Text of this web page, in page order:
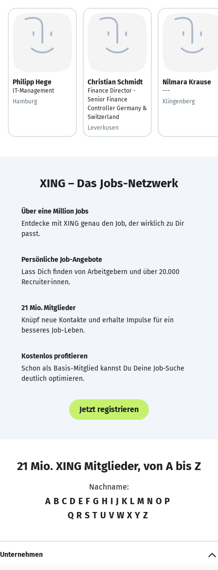
Philipp Hege
IT-Management
Hamburg
Christian Schmidt
Finance Director -
Senior Finance
Controller Germany &
Switzerland
Leverkusen
Nilmara Krause
---
Klingenberg
XING – Das Jobs-Netzwerk
Über eine Million Jobs
Entdecke mit XING genau den Job, der wirklich zu Dir
passt.
Persönliche Job-Angebote
Lass Dich finden von Arbeitgebern und über 20.000
Recruiter·innen.
21 Mio. Mitglieder
Knüpf neue Kontakte und erhalte Impulse für ein
besseres Job-Leben.
Kostenlos profitieren
Schon als Basis-Mitglied kannst Du Deine Job-Suche
deutlich optimieren.
Jetzt registrieren
21 Mio. XING Mitglieder, von A bis Z
Nachname:
A B C D E F G H I J K L M N O P
Q R S T U V W X Y Z
Unternehmen